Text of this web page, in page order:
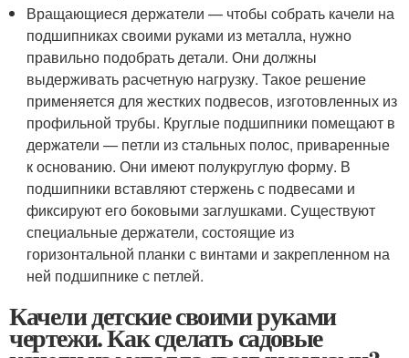
Вращающиеся держатели — чтобы собрать качели на
подшипниках своими руками из металла, нужно
правильно подобрать детали. Они должны
выдерживать расчетную нагрузку. Такое решение
применяется для жестких подвесов, изготовленных из
профильной трубы. Круглые подшипники помещают в
держатели — петли из стальных полос, приваренные
к основанию. Они имеют полукруглую форму. В
подшипники вставляют стержень с подвесами и
фиксируют его боковыми заглушками. Существуют
специальные держатели, состоящие из
горизонтальной планки с винтами и закрепленном на
ней подшипнике с петлей.
Качели детские своими руками
чертежи. Как сделать садовые